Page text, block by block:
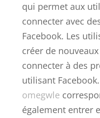
qui permet aux
connecter avec
Facebook. Les
créer de
connecter à des
utilisant
omegwle
également entrer